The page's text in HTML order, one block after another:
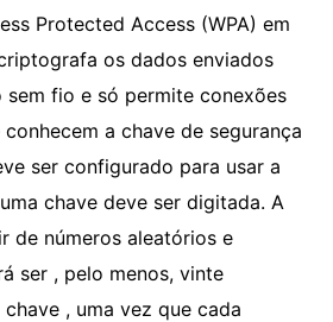
Protected Access (WPA) em
os dados enviados
sem fio e só permite conexões
a chave de segurança
ser configurado para usar a
chave deve ser digitada. A
de números aleatórios e
ser , pelo menos, vinte
, uma vez que cada